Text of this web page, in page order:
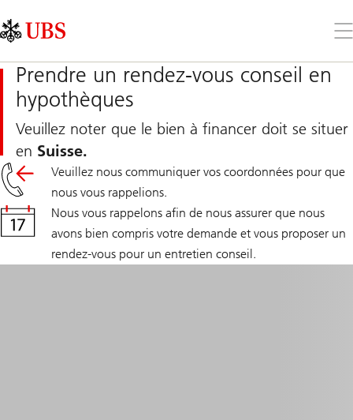
Links
Area
le
Prendre un rendez-vous conseil en
hypothèques
Veuillez noter que le bien à financer doit se situer
en Suisse.
Veuillez nous communiquer vos coordonnées pour que
nous vous rappelions.
Nous vous rappelons afin de nous assurer que nous
avons bien compris votre demande et vous proposer un
rendez-vous pour un entretien conseil.